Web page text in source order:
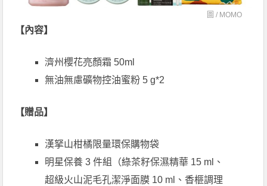
圖 / MOMO
【內容】
濟州櫻花亮顏霜 50ml
無油無慮礦物控油蜜粉 5 g*2
【贈品】
漢拏山柑橘限量環保購物袋
明星保養 3 件組（綠茶籽保濕精華 15 ml、
超級火山泥毛孔潔淨面膜 10 ml、香榧調理